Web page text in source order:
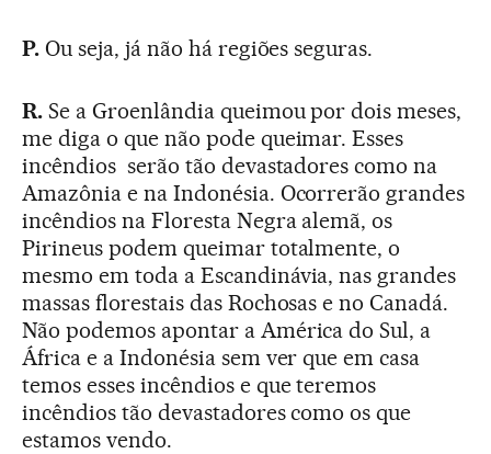
P.Ou seja, já não há regiões seguras.
R.Se a Groenlândia queimou por dois meses,
me diga o que não pode queimar. Esses
incêndios serão tão devastadores como na
Amazônia e na Indonésia. Ocorrerão grandes
incêndios na Floresta Negra alemã, os
Pirineus podem queimar totalmente, o
mesmo em toda a Escandinávia, nas grandes
massas florestais das Rochosas e no Canadá.
Não podemos apontar a América do Sul, a
África e a Indonésia sem ver que em casa
temos esses incêndios e que teremos
incêndios tão devastadores como os que
estamos vendo.